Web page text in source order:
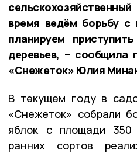
время ведём борьбу с
планируем
деревьев, – сообщила
«Снежеток» Юлия
В текущем году в
«Снежеток» собрали
яблок с площади 350
ранних сортов